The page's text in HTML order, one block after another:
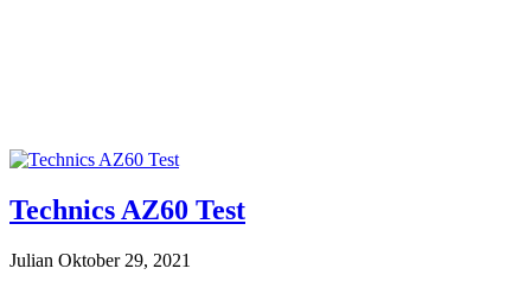
Technics AZ60 Test
Julian Oktober 29, 2021